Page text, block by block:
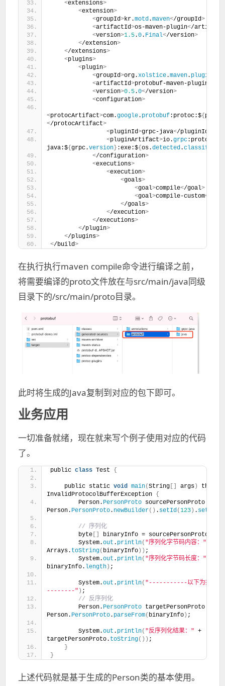
<extensions>
<extension>
<groupId>kr.motd.maven</groupId>
<artifactId>os-maven-plugin</
<version>1.5.0. Final</version>
</extension>
</extensions>
<plugins>
<plugin>
<groupId>org.xolstice.maven. plugins
<artifactId>protobuf-maven-plugin
<version>0.5.0</version>
<configuration>
<protocArtifact>com.google. protobuf:protoc:${
</protocArtifact>
<pluginId>grpc-java</pluginId
<pluginArtifact>io.grpc:protoc-
java:${ grpc.version } :exe:${ os.detected.classifier
</configuration>
<executions>
<execution>
<goals>
<goal>compile</goal>
<goal>compile-custom<
</goals>
</execution>
</executions>
</plugin>
</plugins>
</build>
在执行执行maven compile命令进行编译之前，
将需要编译的proto文件放在与src/main/java同级
目录下的/src/main/proto目录。
此时将生成的Java复制到对应的包下即可。
业务应用
一切准备就绪，现在就来写个例子使用对应的代码
了。
public class Test {
    public static
void main(String args )
throws
InvalidProtocolBufferException {
        Person.
PersonProto sourcePersonProto =
Person. PersonProto. newBuilder() . setId(123 ) . setName
// 序列化
        byte
binaryInfo = sourcePersonProto.
        System.
out . println( "序列化字节码内容："
Arrays. toString( binaryInfo )) ;
        System.
out . println( "序列化字节码长度："
binaryInfo. length ) ;
        System.
out . println( "-----------以下为接收方
--------" ) ;
// 反序列化
        Person.
PersonProto targetPersonProto =
Person. PersonProto. parseFrom( binaryInfo ) ;
        System.
out . println( "反序列化结果：" +
targetPersonProto. toString()) ;
}
}
上述代码就是基于生成的Person类的基本使用。